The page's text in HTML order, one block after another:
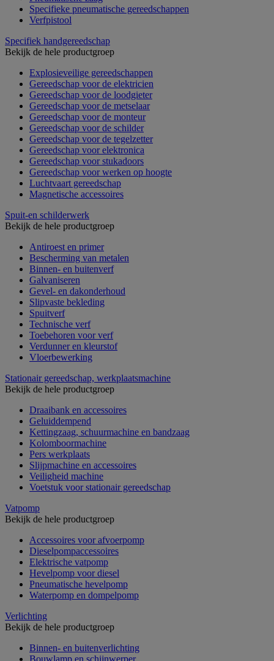
Specifieke pneumatische gereedschappen
Verfpistool
Specifiek handgereedschap
Bekijk de hele productgroep
Explosieveilige gereedschappen
Gereedschap voor de elektricien
Gereedschap voor de loodgieter
Gereedschap voor de metselaar
Gereedschap voor de monteur
Gereedschap voor de schilder
Gereedschap voor de tegelzetter
Gereedschap voor elektronica
Gereedschap voor stukadoors
Gereedschap voor werken op hoogte
Luchtvaart gereedschap
Magnetische accessoires
Spuit-en schilderwerk
Bekijk de hele productgroep
Antiroest en primer
Bescherming van metalen
Binnen- en buitenverf
Galvaniseren
Gevel- en dakonderhoud
Slipvaste bekleding
Spuitverf
Technische verf
Toebehoren voor verf
Verdunner en kleurstof
Vloerbewerking
Stationair gereedschap, werkplaatsmachine
Bekijk de hele productgroep
Draaibank en accessoires
Geluiddempend
Kettingzaag, schuurmachine en bandzaag
Kolomboormachine
Pers werkplaats
Slijpmachine en accessoires
Veiligheid machine
Voetstuk voor stationair gereedschap
Vatpomp
Bekijk de hele productgroep
Accessoires voor afvoerpomp
Dieselpompaccessoires
Elektrische vatpomp
Hevelpomp voor diesel
Pneumatische hevelpomp
Waterpomp en dompelpomp
Verlichting
Bekijk de hele productgroep
Binnen- en buitenverlichting
Bouwlamp en schijnwerper